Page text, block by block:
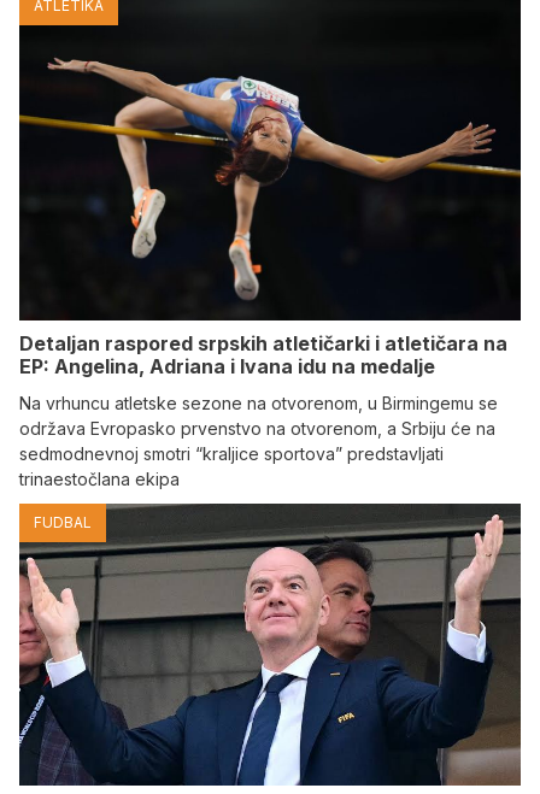
ATLETIKA
Detaljan raspored srpskih atletičarki i atletičara na
EP: Angelina, Adriana i Ivana idu na medalje
Na vrhuncu atletske sezone na otvorenom, u Birmingemu se
održava Evropasko prvenstvo na otvorenom, a Srbiju će na
sedmodnevnoj smotri “kraljice sportova” predstavljati
trinaestočlana ekipa
FUDBAL